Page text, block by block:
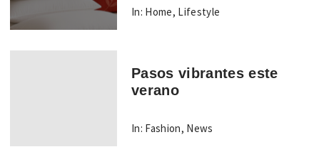
In: Home, Lifestyle
Pasos vibrantes este
verano
In: Fashion, News